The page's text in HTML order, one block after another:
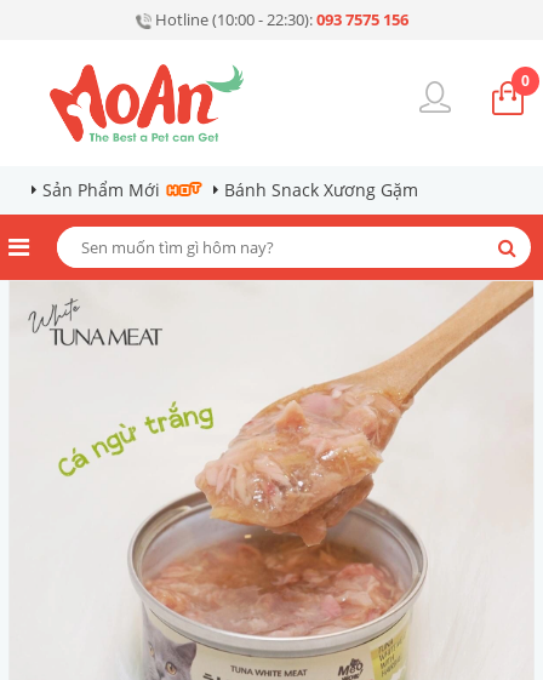
Hotline (10:00 - 22:30):093 7575 156
0
Sản Phẩm Mới Bánh Snack Xương Gặm